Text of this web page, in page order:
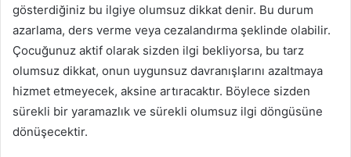
gösterdiğiniz bu ilgiye olumsuz dikkat denir. Bu durum
azarlama, ders verme veya cezalandırma şeklinde olabilir.
Çocuğunuz aktif olarak sizden ilgi bekliyorsa, bu tarz
olumsuz dikkat, onun uygunsuz davranışlarını azaltmaya
hizmet etmeyecek, aksine artıracaktır. Böylece sizden
sürekli bir yaramazlık ve sürekli olumsuz ilgi döngüsüne
dönüşecektir.